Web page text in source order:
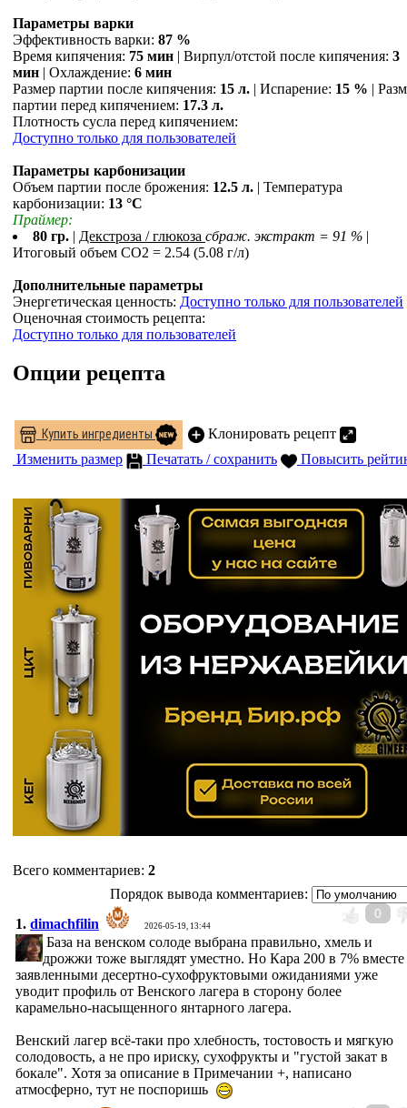
Параметры варки
Эффективность варки: 87 %
Время кипячения: 75 мин | Вирпул/отстой после кипячения: 3
мин | Охлаждение: 6 мин
Размер партии после кипячения: 15 л. | Испарение: 15 % |
партии перед кипячением: 17.3 л.
Плотность сусла перед кипячением:
Доступно только для пользователей
Параметры карбонизации
Объем партии после брожения: 12.5 л. | Температура
карбонизации: 13 °С
Праймер:
80 гр. | Декстроза / глюкоза сбраж. экстракт = 91 % |
Итоговый объем СO2 = 2.54 (5.08 г/л)
Дополнительные параметры
Энергетическая ценность: Доступно только для пользователей
Оценочная стоимость рецепта:
Доступно только для пользователей
Опции рецепта
Купить ингредиенты
Клонировать рецепт
Изменить размер
Печатать / сохранить Повысить
Всего комментариев: 2
Порядок вывода комментариев:
0
1. dimachfilin 2026-05-19, 13:44
База на венском солоде выбрана правильно, хмель и
дрожжи тоже выглядят уместно. Но Кара 200 в 7% вместе
заявленными десертно-сухофруктовыми ожиданиями уже
уводит профиль от Венского лагера в сторону более
карамельно-насыщенного янтарного лагера.
Венский лагер всё-таки про хлебность, тостовость и мягкую
солодовость, а не про ириску, сухофрукты и "густой закат в
бокале". Хотя за описание в Примечании +, написано
атмосферно, тут не поспоришь